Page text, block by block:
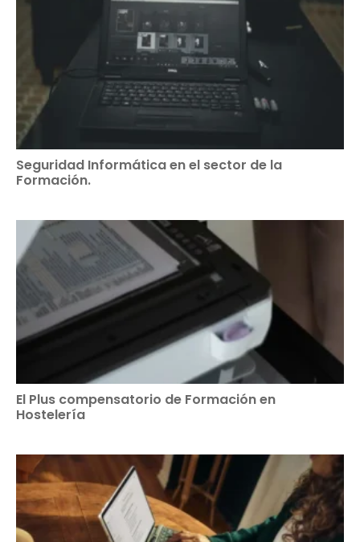
Seguridad Informática en el sector de la
Formación.
El Plus compensatorio de Formación en
Hostelería